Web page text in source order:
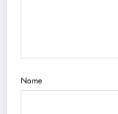
Nome